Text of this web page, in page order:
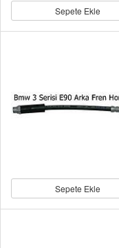
Sepete Ekle
Sepete Ekle